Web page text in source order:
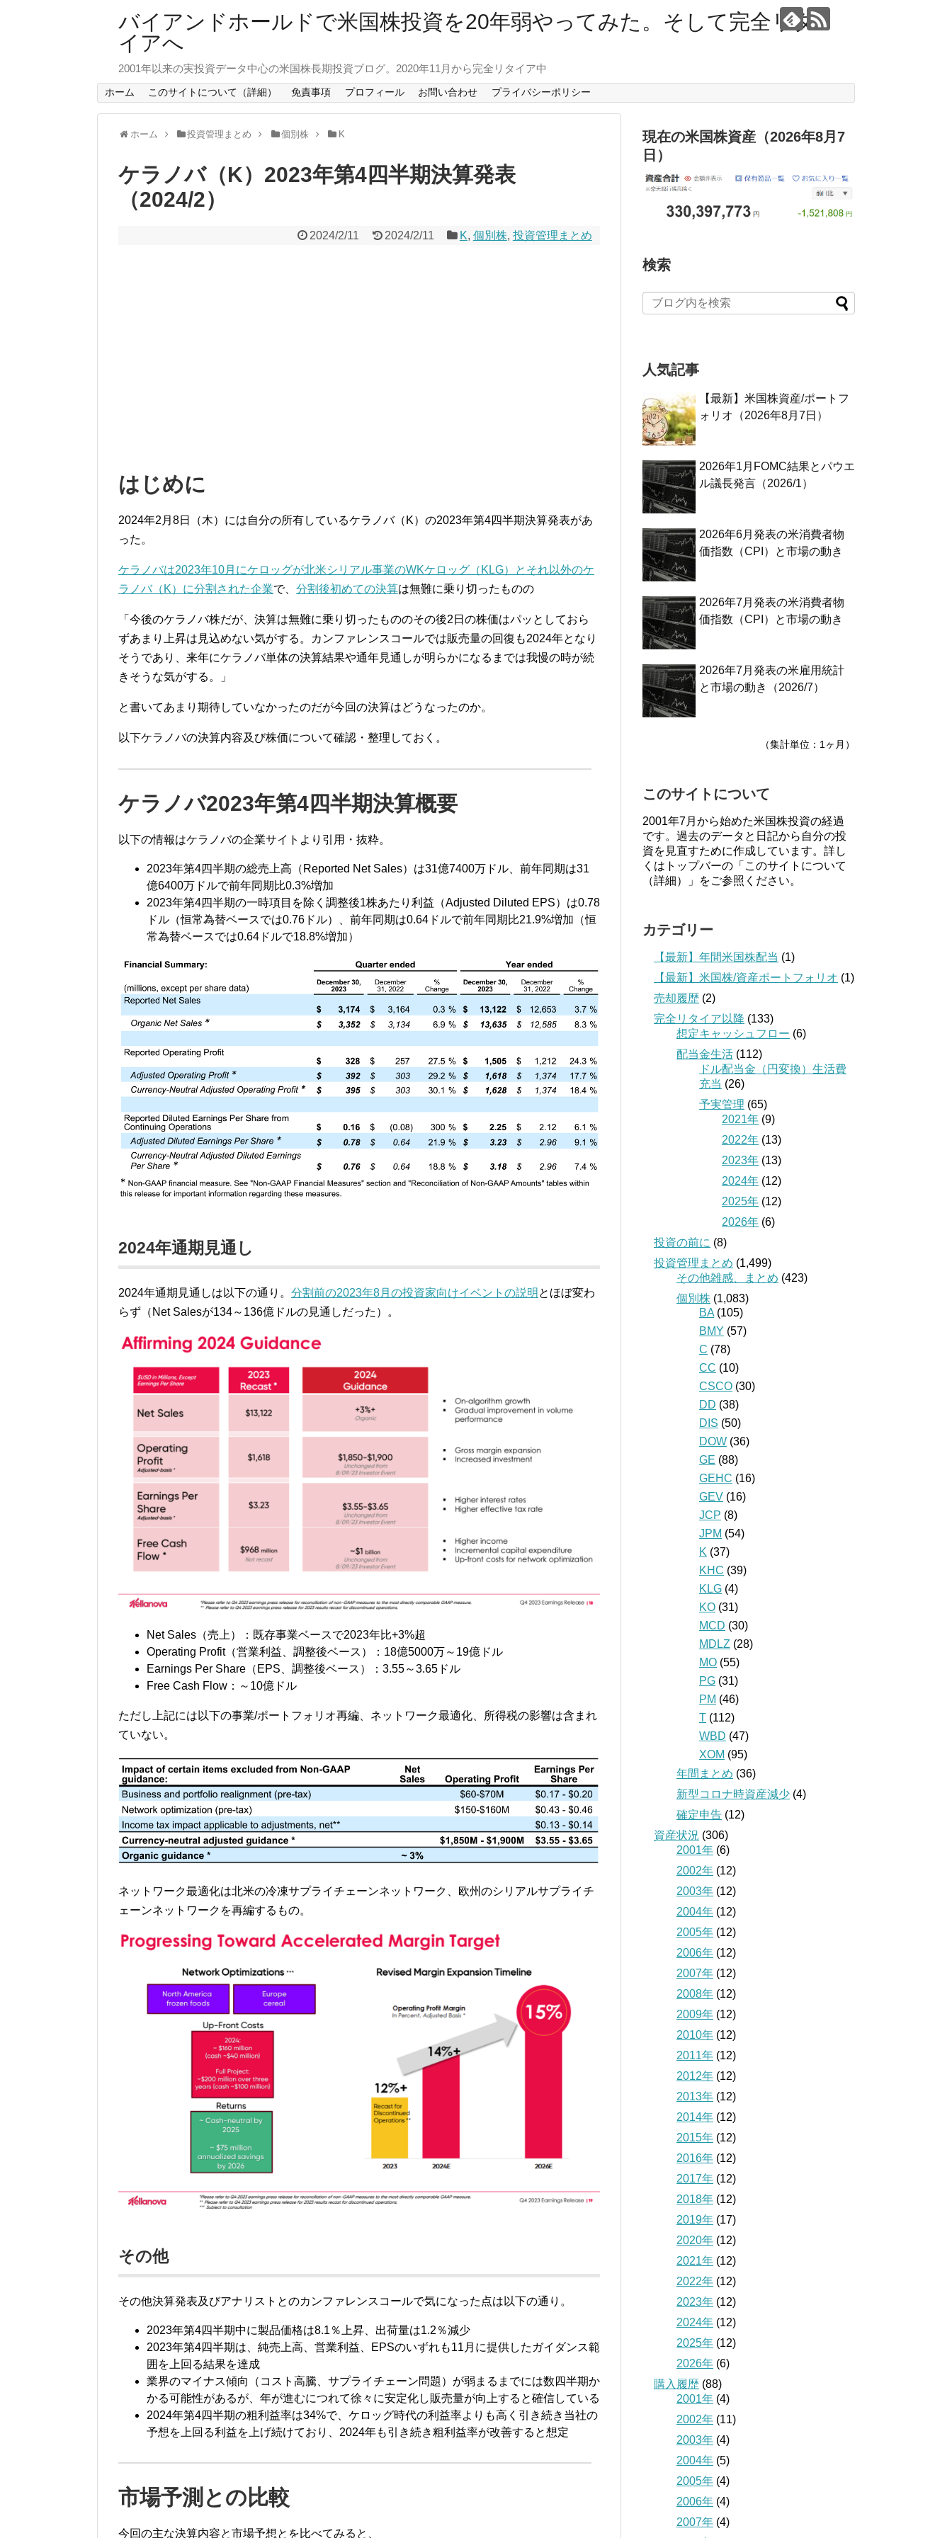
バイアンドホールドで米国株投資を20年弱やってみた。そして完全リタ
イアへ
2001年以来の実投資データ中心の米国株長期投資ブログ。2020年11月から完全リタイア中
ホーム このサイトについて（詳細） 免責事項 プロフィール お問い合わせ プライバシーポリシー
ホーム 投資管理まとめ 個別株 K
ケラノバ（K）2023年第4四半期決算発表
（2024/2）
2024/2/11 2024/2/11 K, 個別株, 投資管理まとめ
はじめに
2024年2月8日（木）には自分の所有しているケラノバ（K）の2023年第4四半期決算発表があ
った。
ケラノバは2023年10月にケロッグが北米シリアル事業のWKケロッグ（KLG）とそれ以外のケ
ラノバ（K）に分割された企業で、 分割後初めての決算は無難に乗り切ったものの
「今後のケラノバ株だが、決算は無難に乗り切ったもののその後2日の株価はパッとしておら
ずあまり上昇は見込めない気がする。カンファレンスコールでは販売量の回復も2024年となり
そうであり、来年にケラノバ単体の決算結果や通年見通しが明らかになるまでは我慢の時が続
きそうな気がする。」
と書いてあまり期待していなかったのだが今回の決算はどうなったのか。
以下ケラノバの決算内容及び株価について確認・整理しておく。
ケラノバ2023年第4 四半期決算概要
以下の情報はケラノバの企業サイトより引用・抜粋。
2023年第4四半期の総売上高（Reported Net Sales）は31億7400万ドル、前年同期は31
億6400万ドルで前年同期比0.3%増加
2023年第4四半期の一時項目を除く調整後1株あたり利益（Adjusted Diluted EPS）は0.78
ドル（恒常為替ベースでは0.76ドル）、前年同期は0.64 ドルで前年同期比21.9%増加（恒
常為替ベースでは0.64ドルで18.8%増加）
2024年通期見通し
2024年通期見通しは以下の通り。 分割前の2023年8月の投資家向けイベントの説明 とほぼ変わ
らず（Net Salesが134～136億ドルの見通しだった）。
Net Sales（売上）：既存事業ベースで2023年比+3%超
Operating Profit（営業利益、調整後ベース）：18億5000万～19億ドル
Earnings Per Share（EPS、調整後ベース）：3.55～3.65ドル
Free Cash Flow：～10億ドル
ただし上記には以下の事業/ポートフォリオ再編、ネットワーク最適化、所得税の影響は含まれ
ていない。
ネットワーク最適化は北米の冷凍サプライチェーンネットワーク、欧州のシリアルサプライチ
ェーンネットワークを再編するもの。
その他
その他決算発表及びアナリストとのカンファレンスコールで気になった点は以下の通り。
2023年第4四半期中に製品価格は8.1％上昇、出荷量は1.2％減少
2023年第4四半期は、純売上高、営業利益、EPSのいずれも11月に提供したガイダンス範
囲を上回る結果を達成
業界のマイナス傾向（コスト高騰、サプライチェーン問題）が弱まるまでには数四半期か
かる可能性があるが、年が進むにつれて徐々に安定化し販売量が向上すると確信している
2024年第4四半期の粗利益率は34%で、ケロッグ時代の利益率よりも高く引き続き当社の
予想を上回る利益を上げ続けており、2024年も引き続き粗利益率が改善すると想定
市場予測との比較
今回の主な決算内容と市場予想とを比べてみると、
現在の米国株資産（2026年8月7
日）
検索
人気記事
【最新】米国株資産/ポートフ
ォリオ（2026年8月7日）
2026年1月FOMC結果とパウエ
ル議長発言（2026/1）
2026年6月発表の米消費者物
価指数（CPI）と市場の動き
2026年7月発表の米消費者物
価指数（CPI）と市場の動き
2026年7月発表の米雇用統計
と市場の動き（2026/7）
（集計単位：1ヶ月）
このサイトについて
2001年7月から始めた米国株投資の経過
です。過去のデータと日記から自分の投
資を見直すために作成しています。詳し
くはトップバーの「このサイトについて
（詳細）」をご参照ください。
カテゴリー
【最新】年間米国株配当 (1)
【最新】米国株/資産ポートフォリオ (1)
売却履歴 (2)
完全リタイア以降 (133)
想定キャッシュフロー (6)
配当金生活 (112)
ドル配当金（円変換）生活費
充当 (26)
予実管理 (65)
2021年 (9)
2022年 (13)
2023年 (13)
2024年 (12)
2025年 (12)
2026年 (6)
投資の前に (8)
投資管理まとめ (1,499)
その他雑感、まとめ (423)
個別株 (1,083)
BA (105)
BMY (57)
C (78)
CC (10)
CSCO (30)
DD (38)
DIS (50)
DOW (36)
GE (88)
GEHC (16)
GEV (16)
JCP (8)
JPM (54)
K (37)
KHC (39)
KLG (4)
KO (31)
MCD (30)
MDLZ (28)
MO (55)
PG (31)
PM (46)
T (112)
WBD (47)
XOM (95)
年間まとめ (36)
新型コロナ時資産減少 (4)
確定申告 (12)
資産状況 (306)
2001年 (6)
2002年 (12)
2003年 (12)
2004年 (12)
2005年 (12)
2006年 (12)
2007年 (12)
2008年 (12)
2009年 (12)
2010年 (12)
2011年 (12)
2012年 (12)
2013年 (12)
2014年 (12)
2015年 (12)
2016年 (12)
2017年 (12)
2018年 (12)
2019年 (17)
2020年 (12)
2021年 (12)
2022年 (12)
2023年 (12)
2024年 (12)
2025年 (12)
2026年 (6)
購入履歴 (88)
2001年 (4)
2002年 (11)
2003年 (4)
2004年 (5)
2005年 (4)
2006年 (4)
2007年 (4)